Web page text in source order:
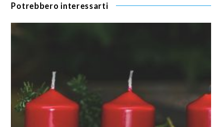
Potrebbero interessarti